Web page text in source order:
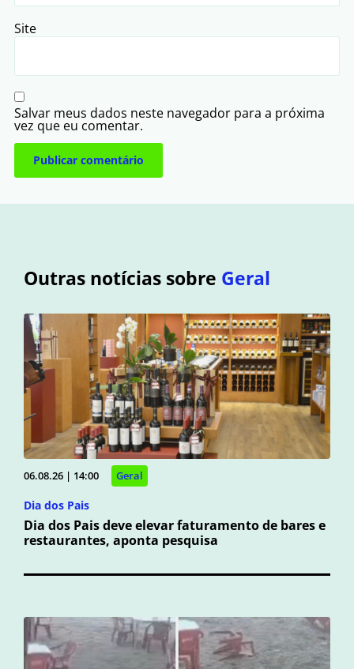
Site
Salvar meus dados neste navegador para a próxima
vez que eu comentar.
Outras notícias sobre Geral
06.08.26 | 14:00 Geral
Dia dos Pais
Dia dos Pais deve elevar faturamento de bares e
restaurantes, aponta pesquisa